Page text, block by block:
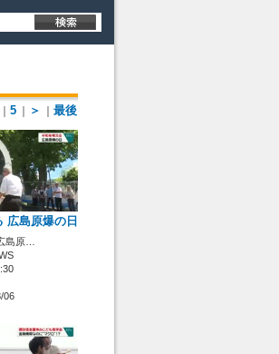
5 ＞ 最後
広島原爆の日
島原…
06